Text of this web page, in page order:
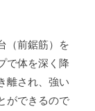
（前鋸筋）を
で体を深く降
離され、強い
ができるので